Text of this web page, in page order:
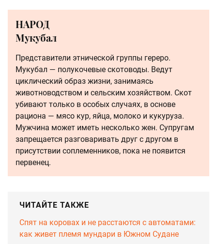
НАРОД
Мукубал
Представители этнической группы гереро.
Мукубал — полукочевые скотоводы. Ведут
циклический образ жизни, занимаясь
животноводством и сельским хозяйством. Скот
убивают только в особых случаях, в основе
рациона — мясо кур, яйца, молоко и кукуруза.
Мужчина может иметь несколько жен. Супругам
запрещается разговаривать друг с другом в
присутствии соплеменников, пока не появится
первенец.
ЧИТАЙТЕ ТАКЖЕ
Спят на коровах и не расстаются с автоматами:
как живет племя мундари в Южном Судане